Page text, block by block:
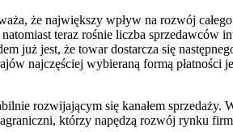
że największy wpływ na rozwój
teraz rośnie liczba sprzedawców
już jest, że towar dostarcza się
najczęściej wybieraną formą płatności
rozwijającym się kanałem sprzedaży.
którzy napędzą rozwój rynku